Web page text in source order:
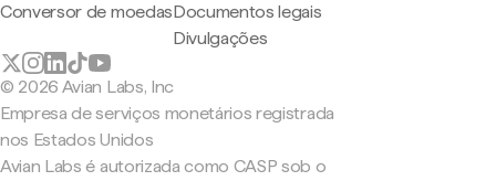
Conversor de moedasDocumentos legais
Divulgações
© 2026 Avian Labs, Inc
Empresa de serviços monetários registrada
nos Estados Unidos
Avian Labs é autorizada como CASP sob o